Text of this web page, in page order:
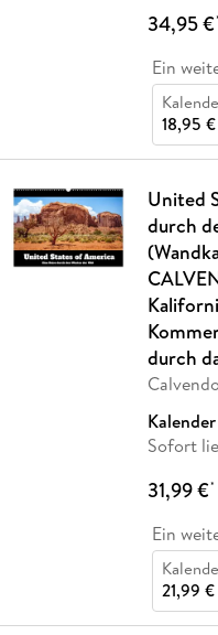
34,95 €*
Ein
18,95 €
United
durch
durch
Kalender
Sofort
31,99 €*
Ein
21,99 €